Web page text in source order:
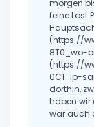
morgen
feine Lost
(https://
8T0_wo-
(https://
0C1_lp-
dorthin,
haben wir
war auch